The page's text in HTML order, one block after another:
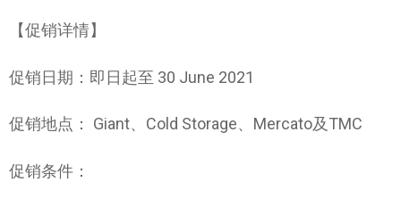
【促销详情】
促销日期：即日起至 30 June 2021
促销地点： Giant、Cold Storage、Mercato及TMC
促销条件：